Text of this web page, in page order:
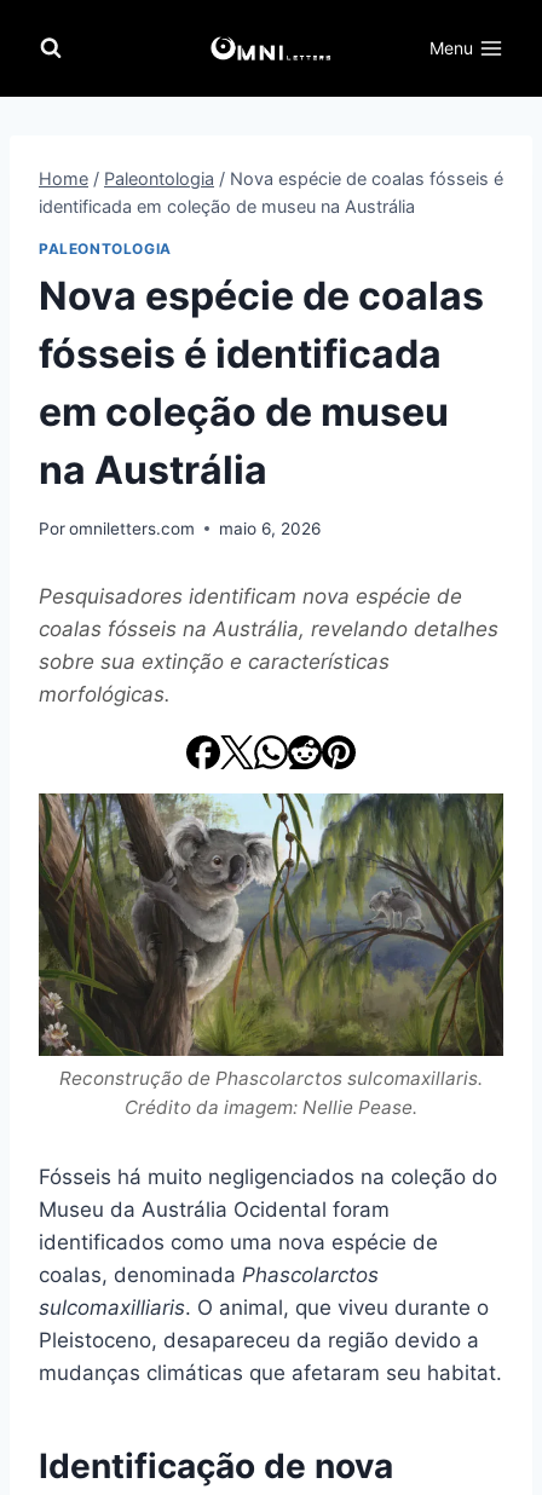
para
Menu
Home / Paleontologia / Nova espécie de coalas fósseis é
identificada em coleção de museu na Austrália
PALEONTOLOGIA
Nova espécie de coalas
fósseis é identificada
em coleção de museu
na Austrália
Poromniletters.com maio 6, 2026
Pesquisadores identificam nova espécie de
coalas fósseis na Austrália, revelando detalhes
sobre sua extinção e características
morfológicas.
Reconstrução de Phascolarctos sulcomaxillaris.
Crédito da imagem: Nellie Pease.
Fósseis há muito negligenciados na coleção do
Museu da Austrália Ocidental foram
identificados como uma nova espécie de
coalas, denominada Phascolarctos
sulcomaxilliaris. O animal, que viveu durante o
Pleistoceno, desapareceu da região devido a
mudanças climáticas que afetaram seu habitat.
Identificação de nova